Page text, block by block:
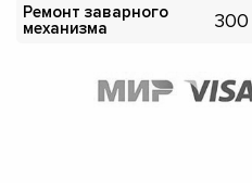
Ремонт заварного
механизма
300